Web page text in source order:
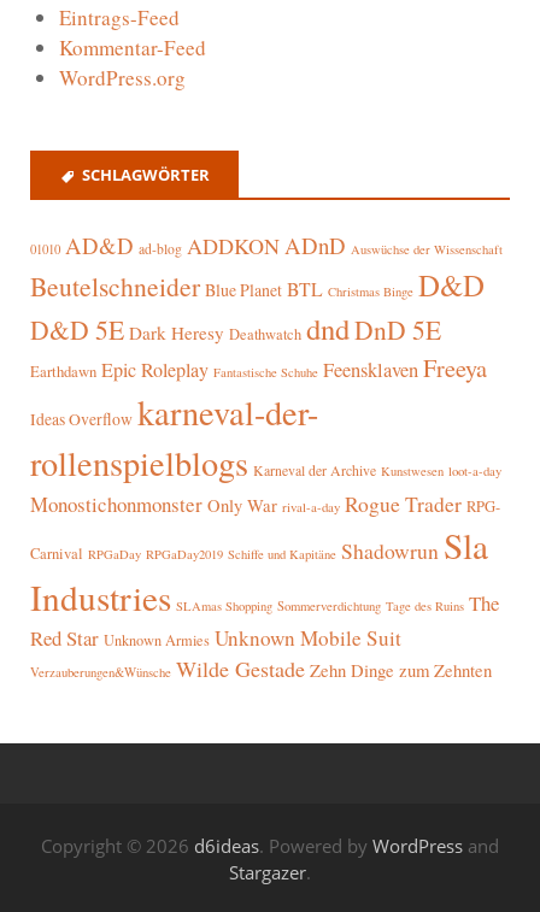
Eintrags-Feed
Kommentar-Feed
WordPress.org
SCHLAGWÖRTER
01010 AD&D ad-blog ADDKONADnD Auswüchse der Wissenschaft
Beutelschneider Blue Planet BTL Christmas Binge D&D
D&D 5E Dark Heresy Deathwatch dndDnD 5E
Earthdawn Epic Roleplay Fantastische Schuhe FeensklavenFreeya
Ideas Overflow karneval-der-
rollenspielblogs Karneval der Archive Kunstwesen loot-a-day
Monostichonmonster Only War rival-a-day Rogue Trader RPG-
Carnival RPGaDay RPGaDay2019 Schiffe und Kapitäne Shadowrun Sla
Industries SLAmas Shopping Sommerverdichtung Tage des Ruins The
Red Star Unknown Armies Unknown Mobile Suit
Verzauberungen&Wünsche Wilde Gestade Zehn Dinge zum Zehnten
Copyright © 2026 d6ideas. Powered by WordPress and
Stargazer.